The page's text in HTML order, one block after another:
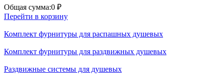
Общая сумма:0 ₽
Перейти в корзину
Комплект фурнитуры для распашных душевых
Комплект фурнитуры для раздвижных душевых
Раздвижные системы для душевых